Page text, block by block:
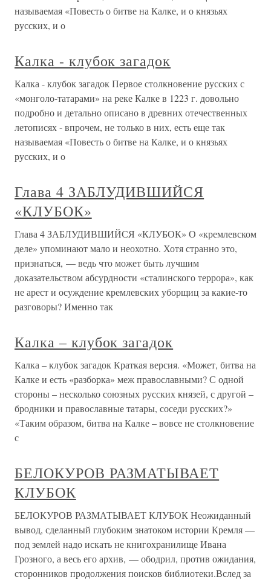
называемая «Повесть о битве на Калке, и о князьях
русских, и о
Калка - клубок загадок
Калка - клубок загадок Первое столкновение русских с
«монголо-татарами» на реке Калке в 1223 г. довольно
подробно и детально описано в древних отечественных
летописях - впрочем, не только в них, есть еще так
называемая «Повесть о битве на Калке, и о князьях
русских, и о
Глава 4 ЗАБЛУДИВШИЙСЯ
«КЛУБОК»
Глава 4 ЗАБЛУДИВШИЙСЯ «КЛУБОК» О «кремлевском
деле» упоминают мало и неохотно. Хотя странно это,
признаться, — ведь что может быть лучшим
доказательством абсурдности «сталинского террора», как
не арест и осуждение кремлевских уборщиц за какие-то
разговоры? Именно так
Калка – клубок загадок
Калка – клубок загадок Краткая версия. «Может, битва на
Калке и есть «разборка» меж православными? С одной
стороны – несколько союзных русских князей, с другой –
бродники и православные татары, соседи русских?»
«Таким образом, битва на Калке – вовсе не столкновение
с
БЕЛОКУРОВ РАЗМАТЫВАЕТ
КЛУБОК
БЕЛОКУРОВ РАЗМАТЫВАЕТ КЛУБОК Неожиданный
вывод, сделанный глубоким знатоком истории Кремля —
под землей надо искать не книгохранилище Ивана
Грозного, а весь его архив, — ободрил, против ожидания,
сторонников продолжения поисков библиотеки.Вслед за